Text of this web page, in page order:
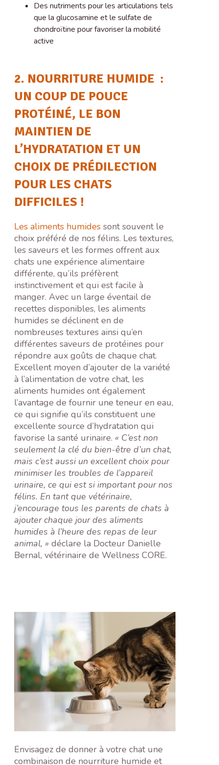
Des nutriments pour les articulations tels
que la glucosamine et le sulfate de
chondroïtine pour favoriser la mobilité
active
2. NOURRITURE HUMIDE :
UN COUP DE POUCE
PROTÉINÉ, LE BON
MAINTIEN DE
L’HYDRATATION ET UN
CHOIX DE PRÉDILECTION
POUR LES CHATS
DIFFICILES !
Les aliments humides sont souvent le
choix préféré de nos félins. Les textures,
les saveurs et les formes offrent aux
chats une expérience alimentaire
différente, qu’ils préfèrent
instinctivement et qui est facile à
manger. Avec un large éventail de
recettes disponibles, les aliments
humides se déclinent en de
nombreuses textures ainsi qu’en
différentes saveurs de protéines pour
répondre aux goûts de chaque chat.
Excellent moyen d’ajouter de la variété
à l’alimentation de votre chat, les
aliments humides ont également
l’avantage de fournir une teneur en eau,
ce qui signifie qu’ils constituent une
excellente source d’hydratation qui
favorise la santé urinaire. « C’est non
seulement la clé du bien-être d’un chat,
mais c’est aussi un excellent choix pour
minimiser les troubles de l’appareil
urinaire, ce qui est si important pour nos
félins. En tant que vétérinaire,
j’encourage tous les parents de chats à
ajouter chaque jour des aliments
humides à l’heure des repas de leur
animal, »déclare la Docteur Danielle
Bernal, vétérinaire de Wellness CORE.
Envisagez de donner à votre chat une
combinaison de nourriture humide et